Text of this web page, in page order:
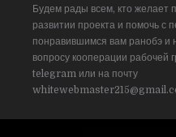
Будем рады всем, кто желает
развитии проекта и помочь с
понравившимся вам ранобэ и
вопросу кооперации рабочей
telegram или на почту